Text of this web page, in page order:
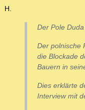
H.
Der Pole
Der polnische
die Blockade
Bauern in
Dies erklärte
Interview mit